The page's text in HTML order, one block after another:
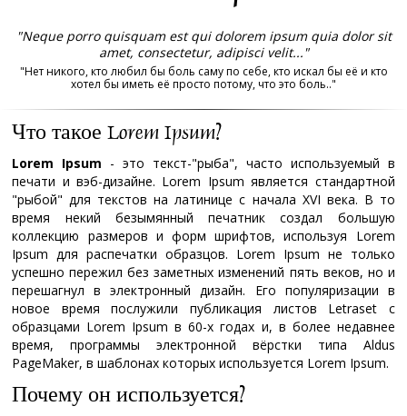
"Neque porro quisquam est qui dolorem ipsum quia dolor sit
amet, consectetur, adipisci velit..."
"Нет никого, кто любил бы боль саму по себе, кто искал бы её и кто
хотел бы иметь её просто потому, что это боль.."
Что такое Lorem Ipsum?
Lorem Ipsum - это текст-"рыба", часто используемый в
печати и вэб-дизайне. Lorem Ipsum является стандартной
"рыбой" для текстов на латинице с начала XVI века. В то
время некий безымянный печатник создал большую
коллекцию размеров и форм шрифтов, используя Lorem
Ipsum для распечатки образцов. Lorem Ipsum не только
успешно пережил без заметных изменений пять веков, но и
перешагнул в электронный дизайн. Его популяризации в
новое время послужили публикация листов Letraset с
образцами Lorem Ipsum в 60-х годах и, в более недавнее
время, программы электронной вёрстки типа Aldus
PageMaker, в шаблонах которых используется Lorem Ipsum.
Почему он используется?